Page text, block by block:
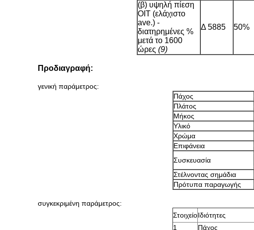
(β) υψηλή πίεση
OIT (ελάχιστο
ave.) -
διατηρημένες %
μετά το 1600
ώρες (9)
Δ 5885 50%
Προδιαγραφή:
γενική παράμετρος:
Πάχος
Πλάτος
Μήκος
Υλικό
Χρώμα
Επιφάνεια
Συσκευασία
Στέλνοντας σημάδια
Πρότυπα παραγωγής
συγκεκριμένη παράμετρος:
ΣτοιχείοΙδιότητες
1
Πάχος